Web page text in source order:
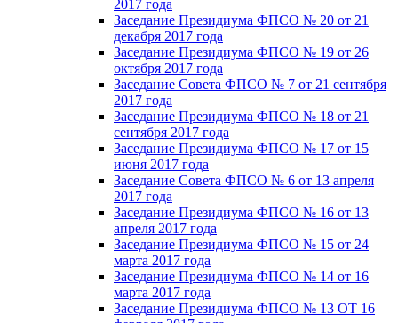
2017 года
Заседание Президиума ФПСО № 20 от 21
декабря 2017 года
Заседание Президиума ФПСО № 19 от 26
октября 2017 года
Заседание Совета ФПСО № 7 от 21 сентября
2017 года
Заседание Президиума ФПСО № 18 от 21
сентября 2017 года
Заседание Президиума ФПСО № 17 от 15
июня 2017 года
Заседание Совета ФПСО № 6 от 13 апреля
2017 года
Заседание Президиума ФПСО № 16 от 13
апреля 2017 года
Заседание Президиума ФПСО № 15 от 24
марта 2017 года
Заседание Президиума ФПСО № 14 от 16
марта 2017 года
Заседание Президиума ФПСО № 13 ОТ 16